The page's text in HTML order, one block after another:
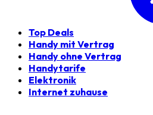
Top Deals
Handy mit Vertrag
Handy ohne Vertrag
Handytarife
Elektronik
Internet zuhause